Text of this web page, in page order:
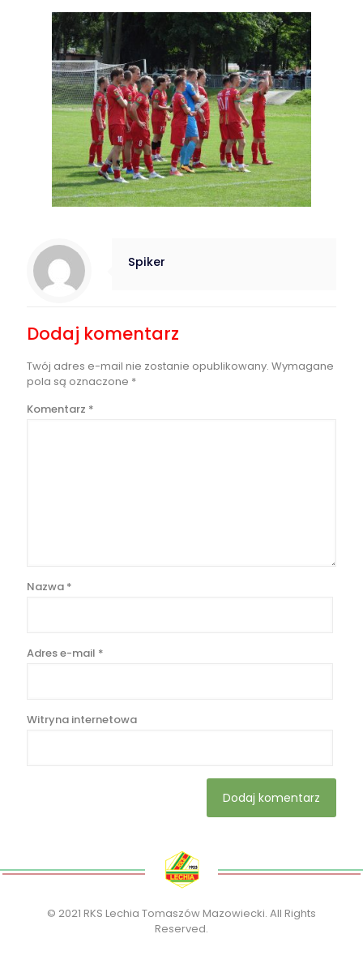
Spiker
Dodaj komentarz
Twój adres e-mail nie zostanie opublikowany. Wymagane
pola są oznaczone *
Komentarz *
Nazwa *
Adres e-mail *
Witryna internetowa
© 2021 RKS Lechia Tomaszów Mazowiecki. All Rights
Reserved.